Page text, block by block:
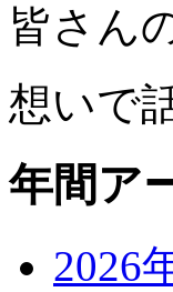
皆さん
想いで
年間ア
2026